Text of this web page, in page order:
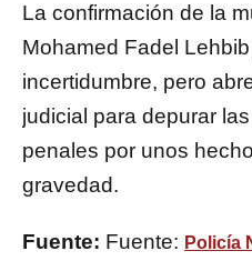
La confirmación de la
Mohamed Fadel
incertidumbre, pero
judicial para depurar
penales por unos
gravedad.
Fuente: Fuente: Policía